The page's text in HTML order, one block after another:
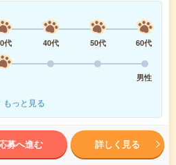
代 40代 50代
60代
男性
もっと見る
募へ進む 詳しく見る